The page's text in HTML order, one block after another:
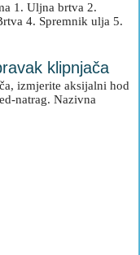
1. Uljna brtva 2.
4. Spremnik ulja 5.
klipnjača
izmjerite aksijalni hod
natrag. Nazivna